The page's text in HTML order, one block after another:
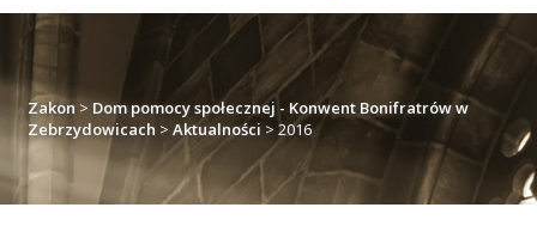
Zakon > Dom pomocy społecznej - Konwent Bonifratrów w
Zebrzydowicach >Aktualności >2016